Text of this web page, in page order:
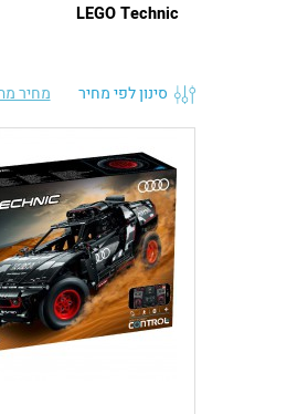
LEGO Technic
סינון לפי מחיר מחיר